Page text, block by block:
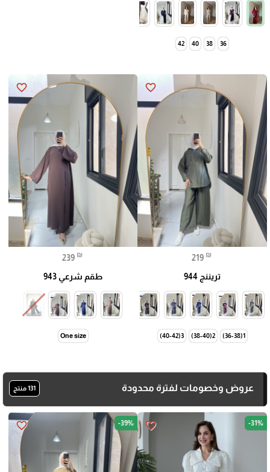
36
38
40
42
favorite_border
219 ₪
تريننج 944
1(36-38)
2(38-40)
3(40-42)
favorite_border
239 ₪
طقم شرعي 943
One size
عروض وخصومات لفترة محدودة 131 منتج
favorite_border -31%
favorite_border -39%